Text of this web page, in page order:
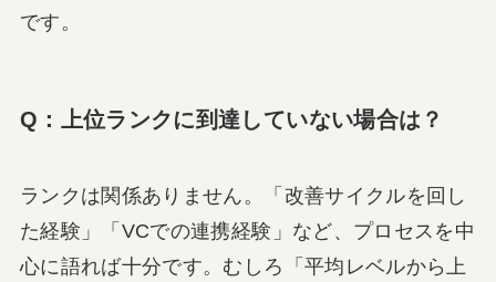
です。
Q：上位ランクに到達していない場合は？
ランクは関係ありません。「改善サイクルを回し
た経験」「VCでの連携経験」など、プロセスを中
心に語れば十分です。むしろ「平均レベルから上